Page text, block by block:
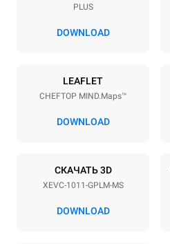
67 mm
Напряжение
Частота
Тип вилки
Schuko | ✓
PLUS
DOWNLOAD
LEAFLET
CHEFTOP MIND.Maps™
DOWNLOAD
СКАЧАТЬ 3D
XEVC-1011-GPLM-MS
DOWNLOAD